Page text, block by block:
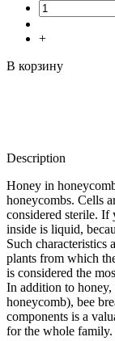
+
В корзину
Description
Honey in
honeycombs. Cells
considered sterile. If
inside is liquid,
Such characteristics
plants from which
is considered the
In addition to
honeycomb), bee
components is a
for the whole family.